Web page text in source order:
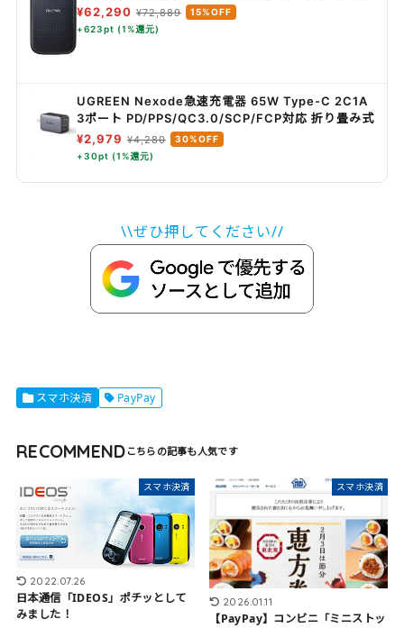
ケージ
¥62,290 ¥72,889
15%OFF
+623pt (1%還元)
UGREEN Nexode急速充電器 65W Type-C 2C1A
3ポート PD/PPS/QC3.0/SCP/FCP対応 折り畳み式
¥2,979 ¥4,280
30%OFF
+30pt (1%還元)
\\ぜひ押してください//
スマホ決済 PayPay
RECOMMEND
スマホ決済
2022.07.26
日本通信「IDEOS」ポチッとして
みました！
スマホ決済
2026.01.11
【PayPay】コンビニ「ミニストッ